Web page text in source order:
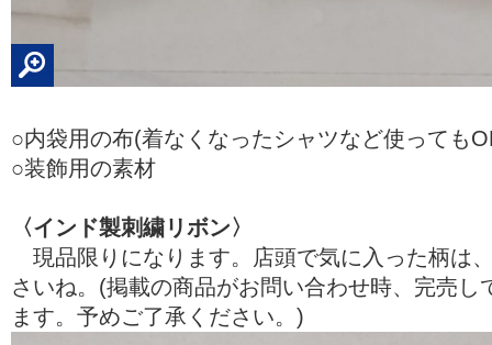
○内袋用の布(着なくなったシャツなど使っても
○装飾用の素材
〈インド製刺繍リボン〉
現品限りになります。店頭で気に入った柄は
さいね。(掲載の商品がお問い合わせ時、完売し
ます。予めご了承ください。)